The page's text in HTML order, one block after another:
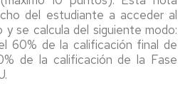
del estudiante a acceder al
y se calcula del siguiente modo:
60% de la calificación final de
de la calificación de la Fase